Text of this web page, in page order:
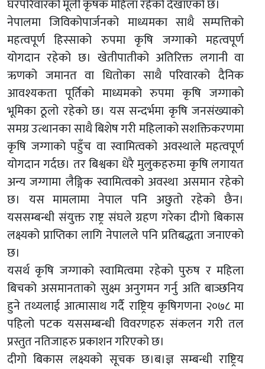
घरपरिवारको मूली कृषक महिला रहेको देखाएको छ।
नेपालमा जिविकोपार्जनको माध्यमका साथै सम्पत्तिको
महत्वपूर्ण हिस्साको रुपमा कृषि जग्गाको महत्वपूर्ण
योगदान रहेको छ। खेतीपातीको अतिरिक्त लगानी वा
ऋणको जमानत वा धितोका साथै परिवारको दैनिक
आवश्यकता पूर्तिको माध्यमको रुपमा कृषि जग्गाको
भूमिका ठूलो रहेको छ। यस सन्दर्भमा कृषि जनसंख्याको
समग्र उत्थानका साथै बिशेष गरी महिलाको सशक्तिकरणमा
कृषि जग्गाको पहुँच वा स्वामित्वको अवस्थाले महत्वपूर्ण
योगदान गर्दछ। तर बिश्वका धेरै मुलुकहरुमा कृषि लगायत
अन्य जग्गामा लैङ्गिक स्वामित्वको अवस्था असमान रहेको
छ। यस मामलामा नेपाल पनि अछुतो रहेको छैन।
यससम्बन्धी संयुक्त राष्ट्र संघले ग्रहण गरेका दीगो बिकास
लक्ष्यको प्राप्तिका लागि नेपालले पनि प्रतिबद्धता जनाएको
छ।
यसर्थ कृषि जग्गाको स्वामित्वमा रहेको पुरुष र महिला
बिचको असमानताको सुक्ष्म अनुगमन गर्नु अति बाञ्छनिय
हुने तथ्यलाई आत्मासाथ गर्दै राष्ट्रिय कृषिगणना २०७८ मा
पहिलो पटक यससम्बन्धी विवरणहरु संकलन गरी तल
प्रस्तुत नतिजाहरु प्रकाशन गरिएको छ।
दीगो बिकास लक्ष्यको सूचक छ।ब।ज्ञ सम्बन्धी राष्ट्रिय